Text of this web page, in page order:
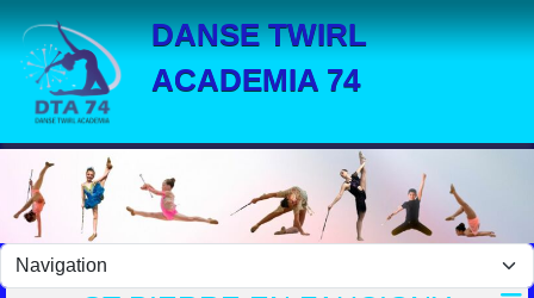
DANSE TWIRL
ACADEMIA 74